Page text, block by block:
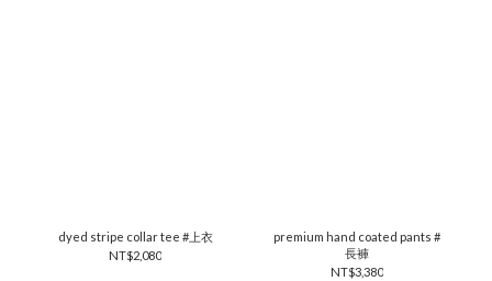
dyed stripe collar tee #上衣
NT$2,080
premium hand coated pants #
長褲
NT$3,380